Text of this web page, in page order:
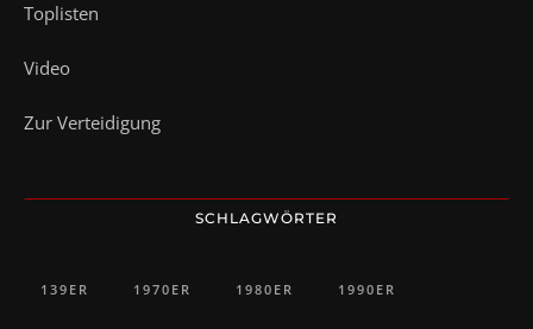
Toplisten
Video
Zur Verteidigung
SCHLAGWÖRTER
139ER 1970ER 1980ER 1990ER